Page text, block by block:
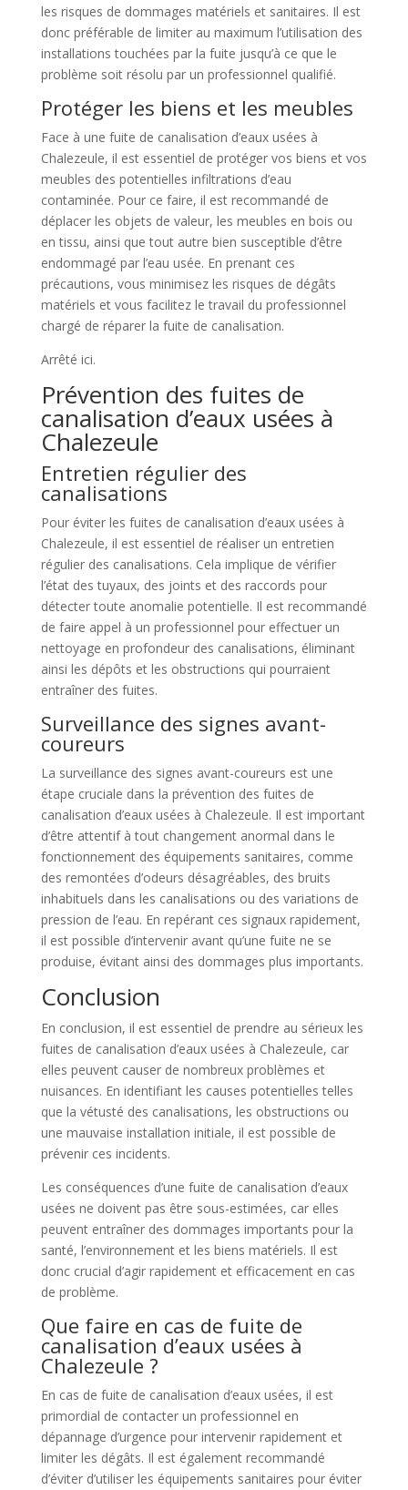
les risques de dommages matériels et sanitaires. Il est
donc préférable de limiter au maximum l’utilisation des
installations touchées par la fuite jusqu’à ce que le
problème soit résolu par un professionnel qualifié.
Protéger les biens et les meubles
Face à une fuite de canalisation d’eaux usées à
Chalezeule, il est essentiel de protéger vos biens et vos
meubles des potentielles infiltrations d’eau
contaminée. Pour ce faire, il est recommandé de
déplacer les objets de valeur, les meubles en bois ou
en tissu, ainsi que tout autre bien susceptible d’être
endommagé par l’eau usée. En prenant ces
précautions, vous minimisez les risques de dégâts
matériels et vous facilitez le travail du professionnel
chargé de réparer la fuite de canalisation.
Arrêté ici.
Prévention des fuites de
canalisation d’eaux usées à
Chalezeule
Entretien régulier des
canalisations
Pour éviter les fuites de canalisation d’eaux usées à
Chalezeule, il est essentiel de réaliser un entretien
régulier des canalisations. Cela implique de vérifier
l’état des tuyaux, des joints et des raccords pour
détecter toute anomalie potentielle. Il est recommandé
de faire appel à un professionnel pour effectuer un
nettoyage en profondeur des canalisations, éliminant
ainsi les dépôts et les obstructions qui pourraient
entraîner des fuites.
Surveillance des signes avant-
coureurs
La surveillance des signes avant-coureurs est une
étape cruciale dans la prévention des fuites de
canalisation d’eaux usées à Chalezeule. Il est important
d’être attentif à tout changement anormal dans le
fonctionnement des équipements sanitaires, comme
des remontées d’odeurs désagréables, des bruits
inhabituels dans les canalisations ou des variations de
pression de l’eau. En repérant ces signaux rapidement,
il est possible d’intervenir avant qu’une fuite ne se
produise, évitant ainsi des dommages plus importants.
Conclusion
En conclusion, il est essentiel de prendre au sérieux les
fuites de canalisation d’eaux usées à Chalezeule, car
elles peuvent causer de nombreux problèmes et
nuisances. En identifiant les causes potentielles telles
que la vétusté des canalisations, les obstructions ou
une mauvaise installation initiale, il est possible de
prévenir ces incidents.
Les conséquences d’une fuite de canalisation d’eaux
usées ne doivent pas être sous-estimées, car elles
peuvent entraîner des dommages importants pour la
santé, l’environnement et les biens matériels. Il est
donc crucial d’agir rapidement et efficacement en cas
de problème.
Que faire en cas de fuite de
canalisation d’eaux usées à
Chalezeule ?
En cas de fuite de canalisation d’eaux usées, il est
primordial de contacter un professionnel en
dépannage d’urgence pour intervenir rapidement et
limiter les dégâts. Il est également recommandé
d’éviter d’utiliser les équipements sanitaires pour éviter